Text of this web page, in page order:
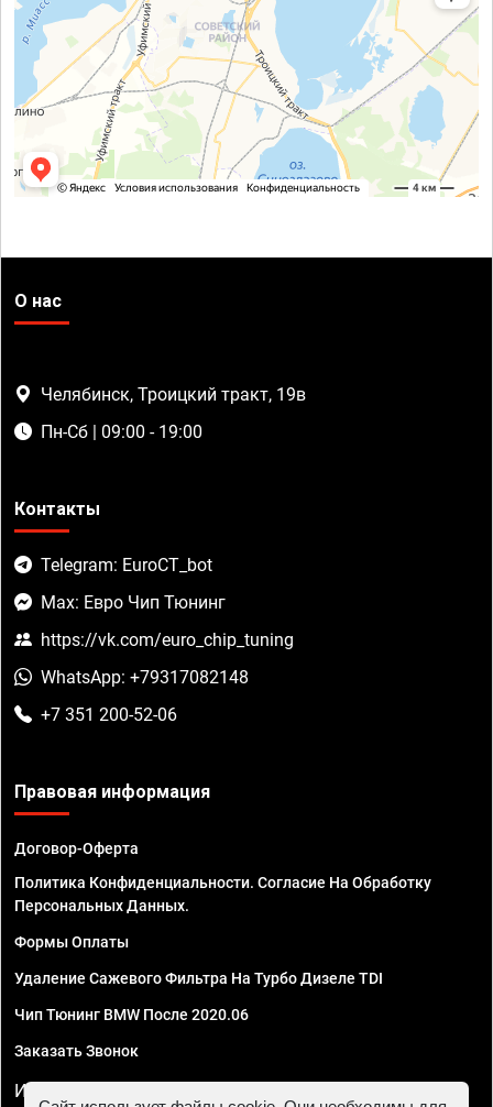
О нас
Челябинск, Троицкий тракт, 19в
Пн-Сб | 09:00 - 19:00
Контакты
Telegram: EuroCT_bot
Max: Евро Чип Тюнинг
https://vk.com/euro_chip_tuning
WhatsApp: +79317082148
+7 351 200-52-06
Правовая информация
Договор-Оферта
Политика Конфиденциальности. Согласие На Обработку
Персональных Данных.
Формы Оплаты
Удаление Сажевого Фильтра На Турбо Дизеле TDI
Чип Тюнинг BMW После 2020.06
Заказать Звонок
ИП Смирнов Георгий Павлович. ИНН 781302555843,